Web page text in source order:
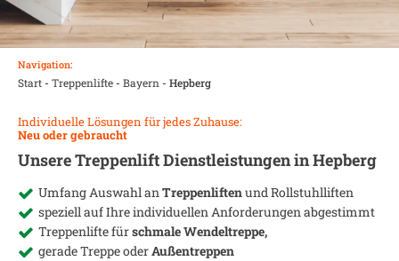
Navigation:
Start- Treppenlifte- Bayern - Hepberg
Individuelle Lösungen für jedes Zuhause:
Neu oder gebraucht
Unsere Treppenlift Dienstleistungen inHepberg
Umfang Auswahl anTreppenliftenund Rollstuhlliften
speziell auf Ihre individuellen Anforderungen abgestimmt
Treppenlifte fürschmale Wendeltreppe,
gerade Treppe oderAußentreppen